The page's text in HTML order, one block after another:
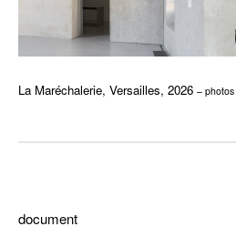
La Maréchalerie, Versailles, 2026 –
document